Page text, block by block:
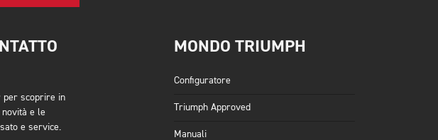
per scoprire in
e le
e service.
MONDO TRIUMPH
Configuratore
Triumph Approved
Manuali